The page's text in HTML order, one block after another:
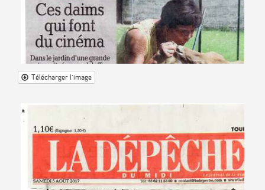
Télécharger l'image